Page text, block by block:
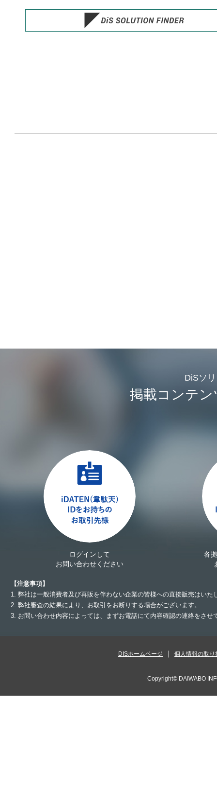
DiSソ
掲載コンテ
ログインして
お問い合わせください
各
【注意事項】
1. 弊社は一般消費者及び再販を伴わない企業の皆様への直接販売はいた
2. 弊社審査の結果により、お取引をお断りする場合がございます。
3. お問い合わせ内容によっては、まずお電話にて内容確認の連絡をさ
DISホームページ 個人情報の取り
Copyright© DAIWABO